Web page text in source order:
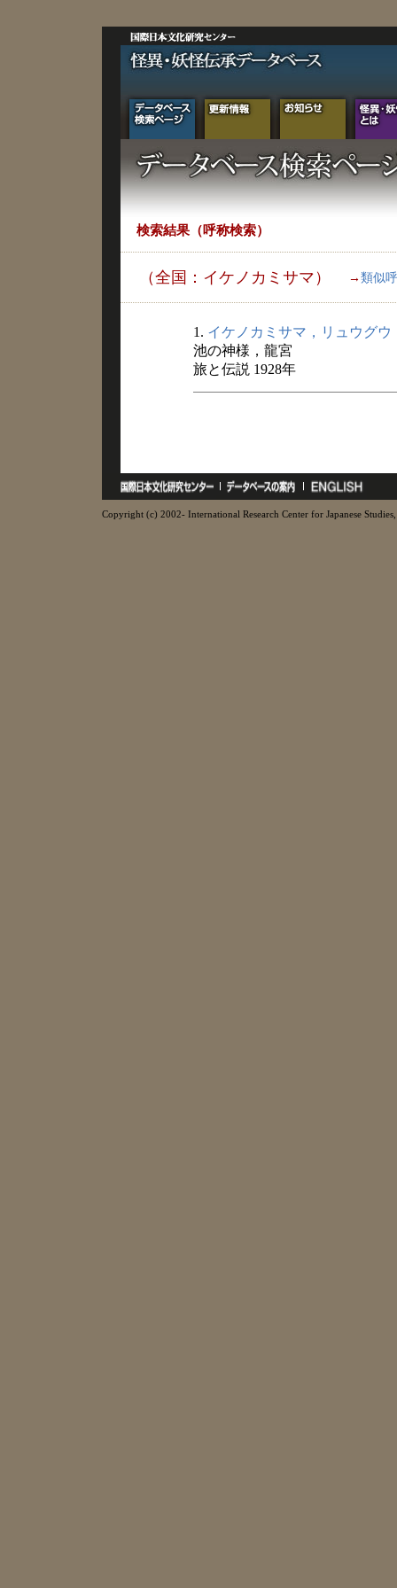
検索結果（呼称検索）
（全国：イケノカミサマ） → 類似
1. イケノカミサマ，リュウグウ
池の神様，龍宮
旅と伝説 1928年
Copyright (c) 2002- International Research Center for Japanese